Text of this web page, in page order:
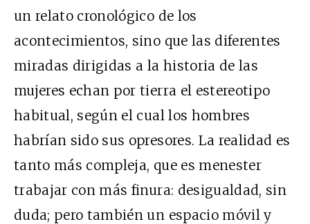
un relato cronológico de los
acontecimientos, sino que las diferentes
miradas dirigidas a la historia de las
mujeres echan por tierra el estereotipo
habitual, según el cual los hombres
habrían sido sus opresores. La realidad es
tanto más compleja, que es menester
trabajar con más finura: desigualdad, sin
duda; pero también un espacio móvil y